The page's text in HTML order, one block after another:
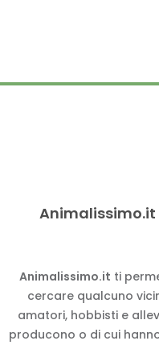
Animalissimo.it ti
cercare qualcuno
amatori, hobbisti e
producono o di cui